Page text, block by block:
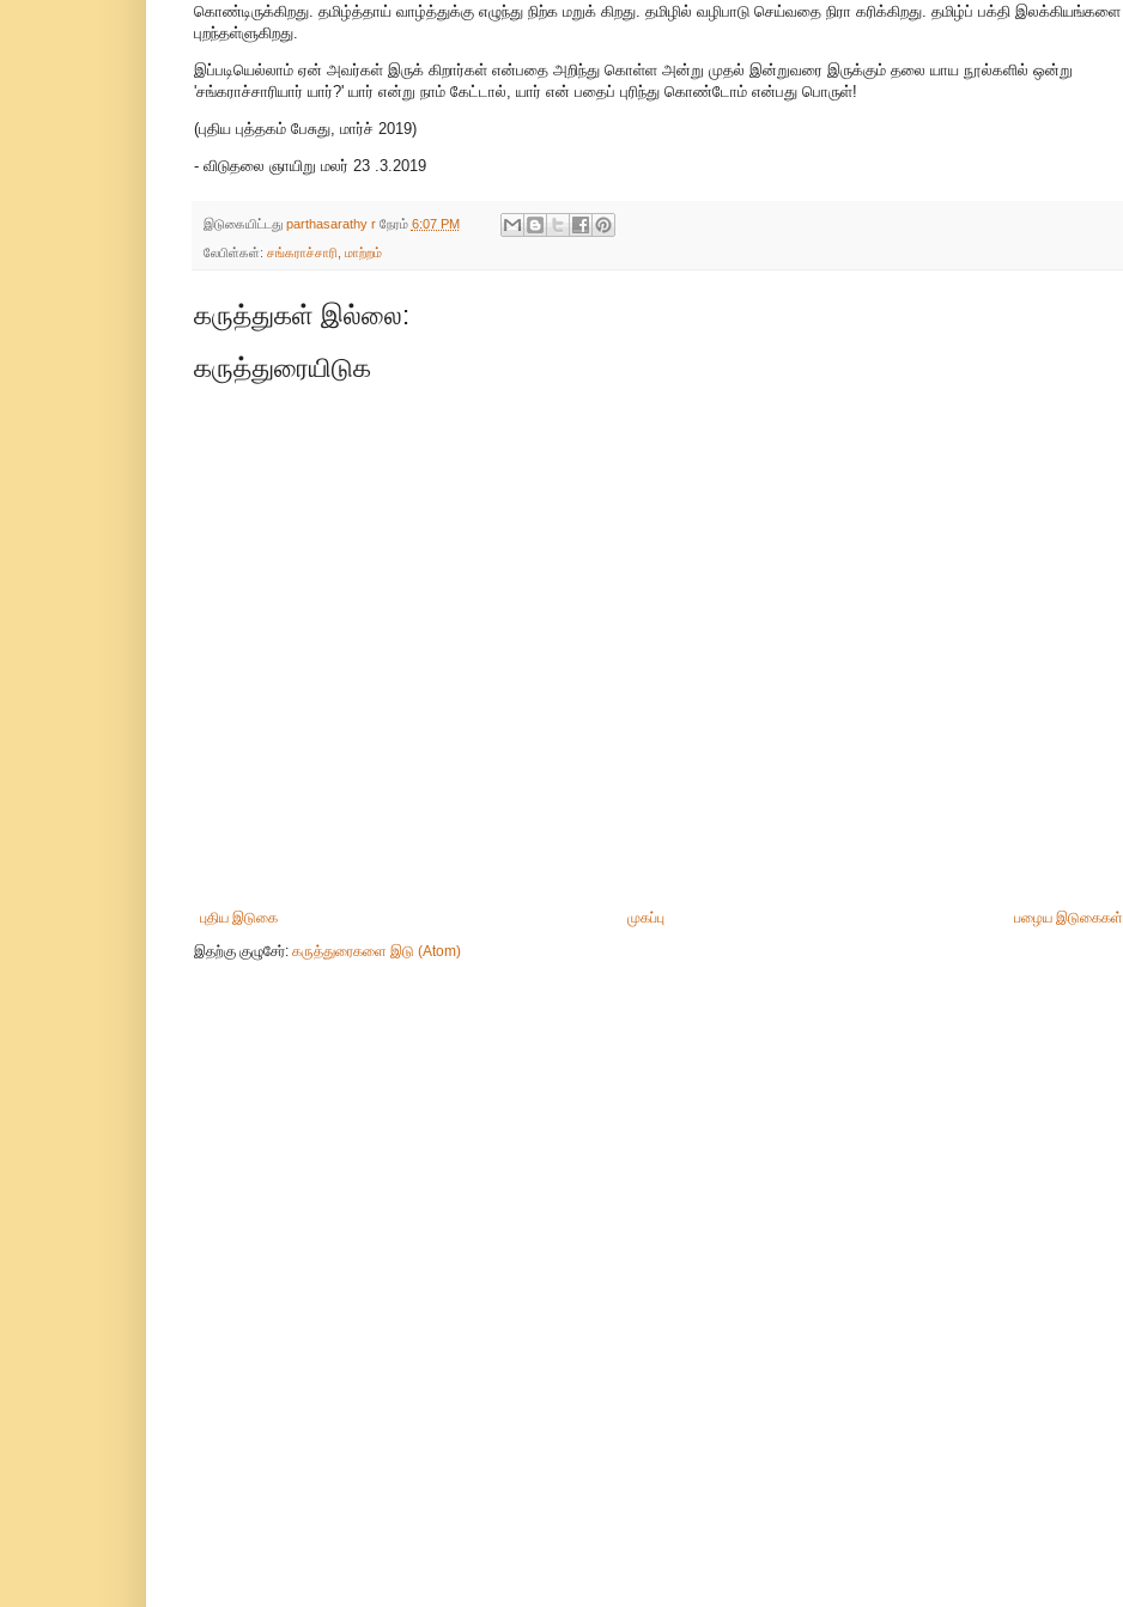
கொண்டிருக்கிறது. தமிழ்த்தாய் வாழ்த்துக்கு எழுந்து நிற்க மறுக் கிறது. தமிழில் வழிபாடு செய்வதை நிரா கரிக்கிறது. தமிழ்ப் பக்தி இலக்கியங்களை
புறந்தள்ளுகிறது.
இப்படியெல்லாம் ஏன் அவர்கள் இருக் கிறார்கள் என்பதை அறிந்து கொள்ள அன்று முதல் இன்றுவரை இருக்கும் தலை யாய நூல்களில் ஒன்று
'சங்கராச்சாரியார் யார்?' யார் என்று நாம் கேட்டால், யார் என் பதைப் புரிந்து கொண்டோம் என்பது பொருள்!
(புதிய புத்தகம் பேசுது, மார்ச் 2019)
- விடுதலை ஞாயிறு மலர் 23 .3.2019
இடுகையிட்டது parthasarathy r நேரம் 6:07 PM
லேபிள்கள்: சங்கராச்சாரி, மாற்றம்
கருத்துகள் இல்லை:
கருத்துரையிடுக
புதிய இடுகை பழைய இடுகைகள்
முகப்பு
இதற்கு குழுசேர்: கருத்துரைகளை இடு (Atom)